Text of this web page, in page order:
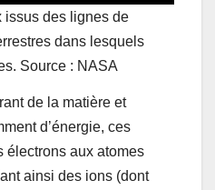
issus des lignes de
dans lesquels
Source : NASA
de la matière et
d’énergie, ces
électrons aux atomes
ainsi des ions (dont